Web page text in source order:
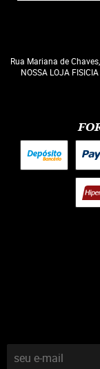
Rua Mariana de
NOSSA LOJA